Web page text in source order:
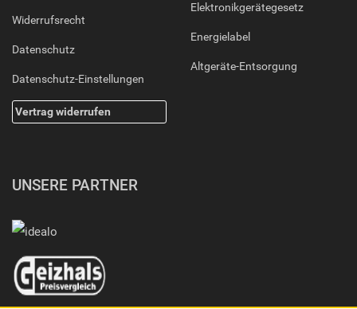
Widerrufsrecht
Datenschutz
Datenschutz-Einstellungen
Vertrag widerrufen
Elektronikgerätegesetz
Energielabel
Altgeräte-Entsorgung
UNSERE PARTNER